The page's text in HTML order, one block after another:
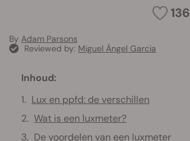
136
By Adam Parsons
Reviewed by: Miguel Ángel Garcia
Inhoud:
Lux en ppfd: de verschillen
Wat is een luxmeter?
De voordelen van een luxmeter